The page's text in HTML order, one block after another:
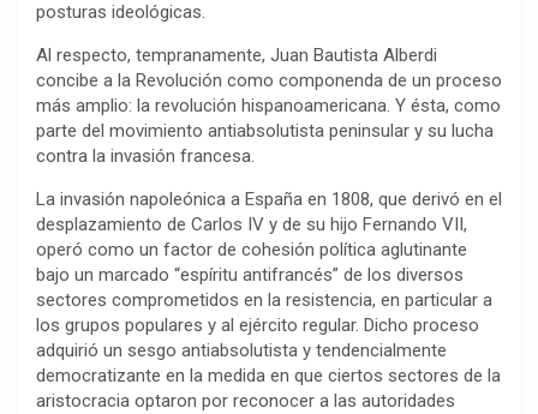
posturas ideológicas.
Al respecto, tempranamente, Juan Bautista Alberdi
concibe a la Revolución como componenda de un proceso
más amplio: la revolución hispanoamericana. Y ésta, como
parte del movimiento antiabsolutista peninsular y su lucha
contra la invasión francesa.
La invasión napoleónica a España en 1808, que derivó en el
desplazamiento de Carlos IV y de su hijo Fernando VII,
operó como un factor de cohesión política aglutinante
bajo un marcado “espíritu antifrancés” de los diversos
sectores comprometidos en la resistencia, en particular a
los grupos populares y al ejército regular. Dicho proceso
adquirió un sesgo antiabsolutista y tendencialmente
democratizante en la medida en que ciertos sectores de la
aristocracia optaron por reconocer a las autoridades